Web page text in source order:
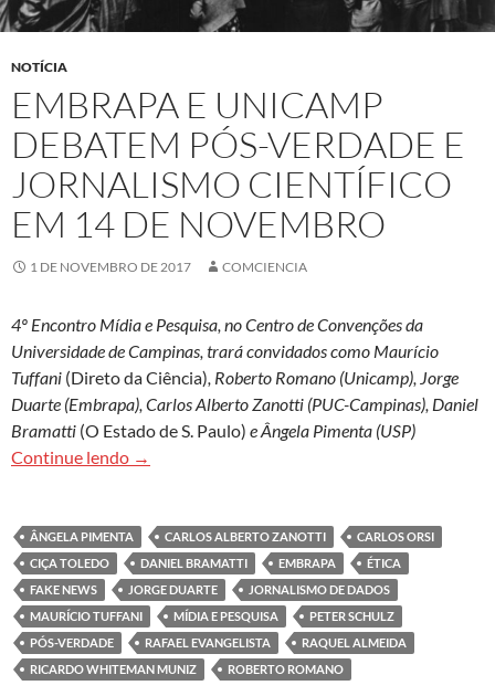
NOTÍCIA
EMBRAPA E UNICAMP
DEBATEM PÓS-VERDADE E
JORNALISMO CIENTÍFICO
EM 14 DE NOVEMBRO
1 DE NOVEMBRO DE 2017 COMCIENCIA
4º Encontro Mídia e Pesquisa, no Centro de Convenções da
Universidade de Campinas, trará convidados como Maurício
Tuffani (Direto da Ciência) , Roberto Romano (Unicamp), Jorge
Duarte (Embrapa), Carlos Alberto Zanotti (PUC-Campinas), Daniel
Bramatti (O Estado de S. Paulo) e Ângela Pimenta (USP)
Continue lendo
Embrapa e Unicamp debatem pós-verdade e
→
ÂNGELA PIMENTA CARLOS ALBERTO ZANOTTI
CARLOS ORSI
CIÇA TOLEDO
DANIEL BRAMATTI EMBRAPA
ÉTICA
FAKE NEWS
JORGE DUARTE
JORNALISMO DE DADOS
MAURÍCIO TUFFANI
MÍDIA E PESQUISA
PETER SCHULZ
PÓS-VERDADE
RAFAEL EVANGELISTA
RAQUEL ALMEIDA
RICARDO WHITEMAN MUNIZ
ROBERTO ROMANO